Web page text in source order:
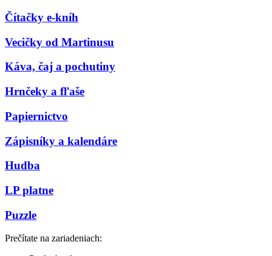
Čítačky e-kníh
Vecičky od Martinusu
Káva, čaj a pochutiny
Hrnčeky a fľaše
Papiernictvo
Zápisníky a kalendáre
Hudba
LP platne
Puzzle
Prečítate na zariadeniach: